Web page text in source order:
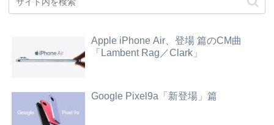
Apple iPhone Air、登場 篇のCM曲
「Lambent Rag／Clark」
Google Pixel9a「新登場」篇